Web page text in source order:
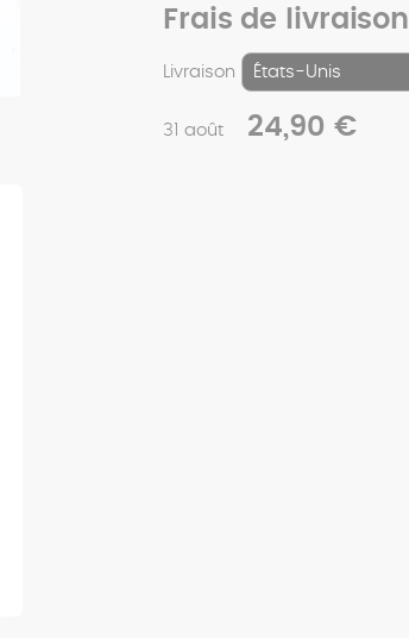
Frais de livraison
Livraison
31 août 24,90 €